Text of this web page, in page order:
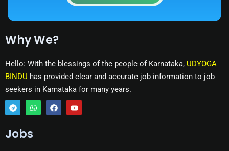
Why We?
Hello: With the blessings of the people of Karnataka, UDYOGA
BINDU has provided clear and accurate job information to job
seekers in Karnataka for many years.
T
l
W
a
F Y
Jobs